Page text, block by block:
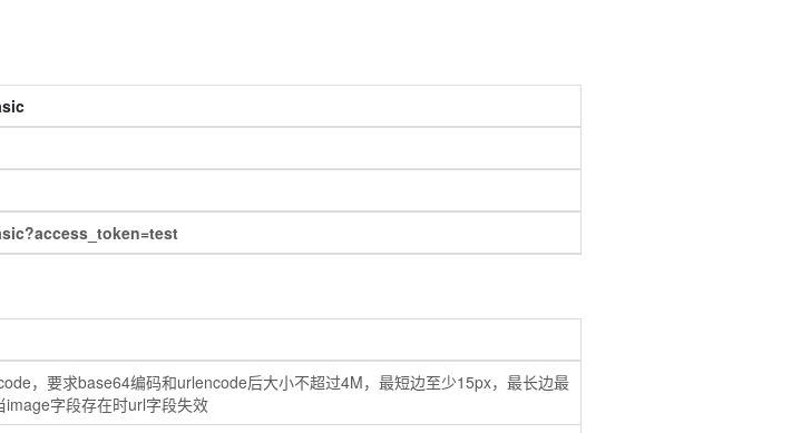
，要求base64编码和urlencode后大小不超过4M，最短边至少15px，最长边最
字段存在时url字段失效